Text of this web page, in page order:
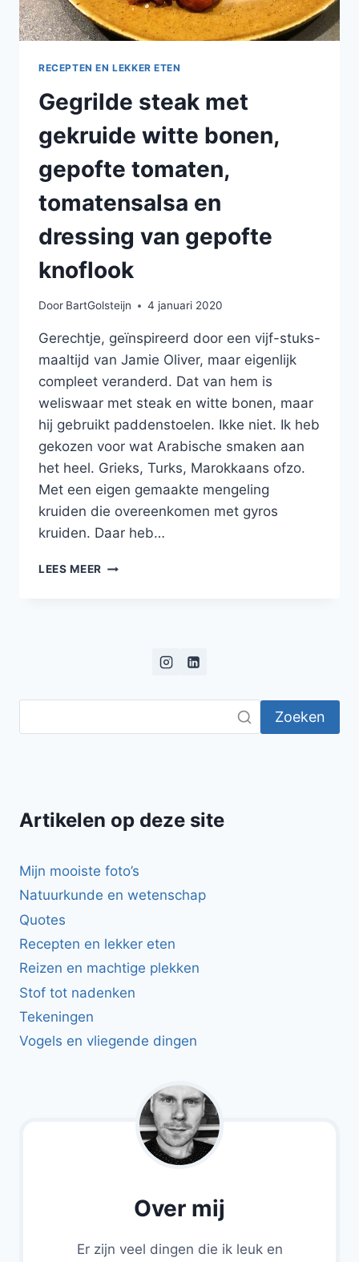
RECEPTEN EN LEKKER ETEN
Gegrilde steak met
gekruide witte bonen,
gepofte tomaten,
tomatensalsa en
dressing van gepofte
knoflook
Door BartGolsteijn 4 januari 2020
Gerechtje, geïnspireerd door een vijf-stuks-
maaltijd van Jamie Oliver, maar eigenlijk
compleet veranderd. Dat van hem is
weliswaar met steak en witte bonen, maar
hij gebruikt paddenstoelen. Ikke niet. Ik heb
gekozen voor wat Arabische smaken aan
het heel. Grieks, Turks, Marokkaans ofzo.
Met een eigen gemaakte mengeling
kruiden die overeenkomen met gyros
kruiden. Daar heb…
LEES MEER GEGRILDE
TOMATENSALSA
DRESSING
Zoeken
Artikelen op deze site
Mijn mooiste foto’s
Natuurkunde en wetenschap
Quotes
Recepten en lekker eten
Reizen en machtige plekken
Stof tot nadenken
Tekeningen
Vogels en vliegende dingen
Over mij
Er zijn veel dingen die ik leuk en